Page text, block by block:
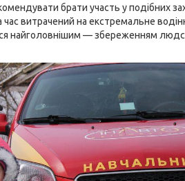
брати участь у подібних
час витрачений на екстремальне
найголовнішим — збереженням